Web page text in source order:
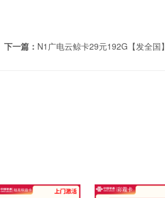
下一篇： N1广电云鲸卡29元192G【发全国】